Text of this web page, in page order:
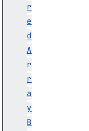
r
e
d
A
r
r
a
y
B